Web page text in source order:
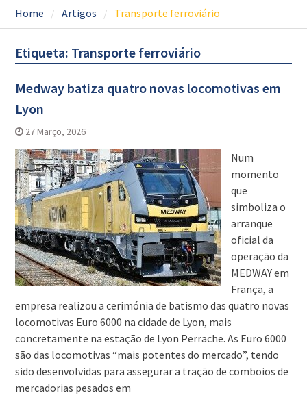
Home Artigos Transporte ferroviário
Etiqueta: Transporte ferroviário
Medway batiza quatro novas locomotivas em
Lyon
27 Março, 2026
Num
momento
que
simboliza o
arranque
oficial da
operação da
MEDWAY em
França, a
empresa realizou a cerimónia de batismo das quatro novas
locomotivas Euro 6000 na cidade de Lyon, mais
concretamente na estação de Lyon Perrache. As Euro 6000
são das locomotivas “mais potentes do mercado”, tendo
sido desenvolvidas para assegurar a tração de comboios de
mercadorias pesados em